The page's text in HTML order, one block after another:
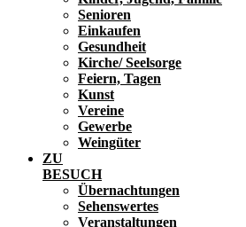
Senioren
Einkaufen
Gesundheit
Kirche/ Seelsorge
Feiern, Tagen
Kunst
Vereine
Gewerbe
Weingüter
ZU
BESUCH
Übernachtungen
Sehenswertes
Veranstaltungen